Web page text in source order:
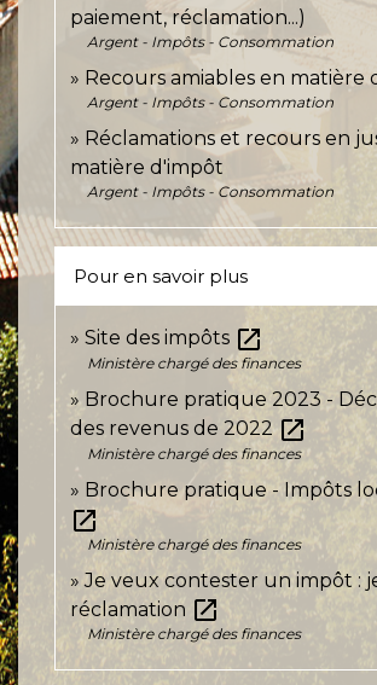
paiement, réclamation...)
Argent - Impôts - Consommation
Recours amiables en matière
Argent - Impôts - Consommation
Réclamations et recours en
matière d'impôt
Argent - Impôts - Consommation
Pour en savoir plus
Site des impôts open_in_new
Ministère chargé des finances
Brochure pratique 2023 -
des revenus de 2022 open_in_new
Ministère chargé des finances
Brochure pratique - Impôts
open_in_new
Ministère chargé des finances
Je veux contester un impôt :
réclamation open_in_new
Ministère chargé des finances